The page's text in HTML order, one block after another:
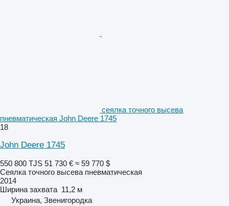
сеялка точного высева
пневматическая John Deere 1745
18
John Deere 1745
550 800 TJS 51 730 € ≈ 59 770 $
Сеялка точного высева пневматическая
2014
Ширина захвата 11,2 м
Украина, Звенигородка